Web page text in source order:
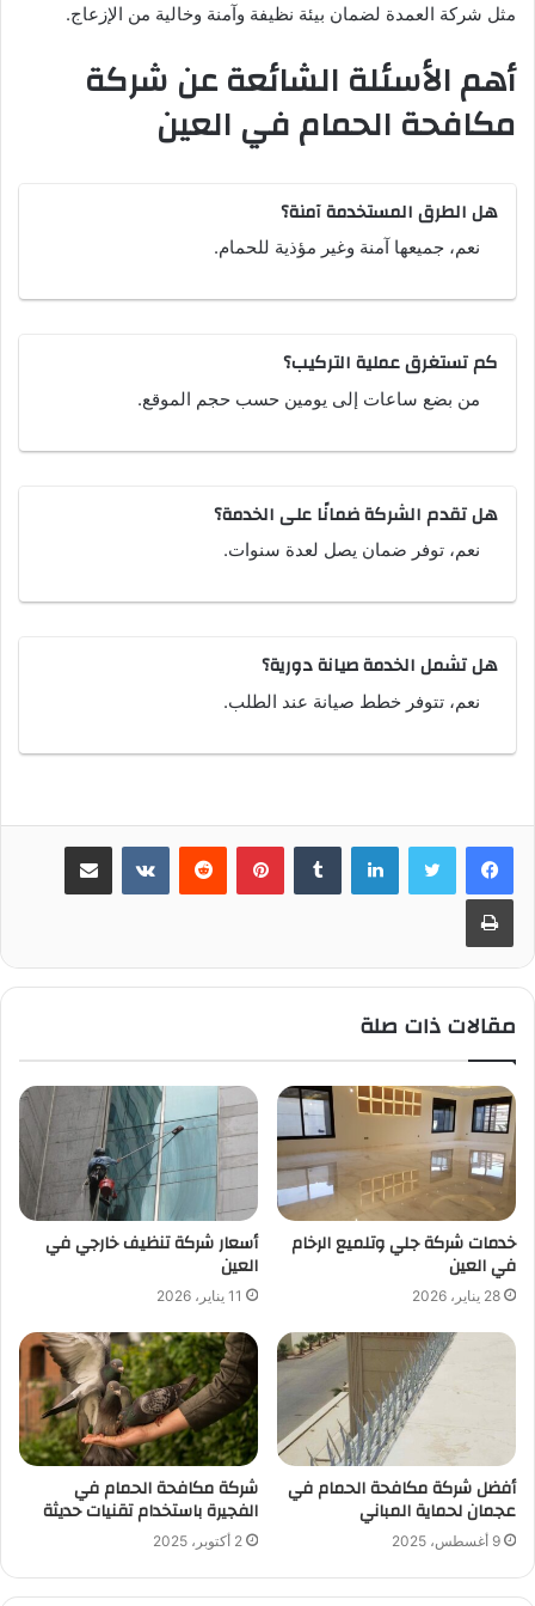
مثل شركة العمدة لضمان بيئة نظيفة وآمنة وخالية من الإزعاج.
أهم الأسئلة الشائعة عن شركة
مكافحة الحمام في العين
هل الطرق المستخدمة آمنة؟
نعم، جميعها آمنة وغير مؤذية للحمام.
كم تستغرق عملية التركيب؟
من بضع ساعات إلى يومين حسب حجم الموقع.
هل تقدم الشركة ضمانًا على الخدمة؟
نعم، توفر ضمان يصل لعدة سنوات.
هل تشمل الخدمة صيانة دورية؟
نعم، تتوفر خطط صيانة عند الطلب.
لينكدإن بينتيريست مشاركة عبر البريد
طباعة
مقالات ذات صلة
خدمات شركة جلي وتلميع الرخام
في العين
28 يناير، 2026
أسعار شركة تنظيف خارجي في
العين
11 يناير، 2026
أفضل شركة مكافحة الحمام في
عجمان لحماية المباني
9 أغسطس، 2025
شركة مكافحة الحمام في
الفجيرة باستخدام تقنيات حديثة
2 أكتوبر، 2025